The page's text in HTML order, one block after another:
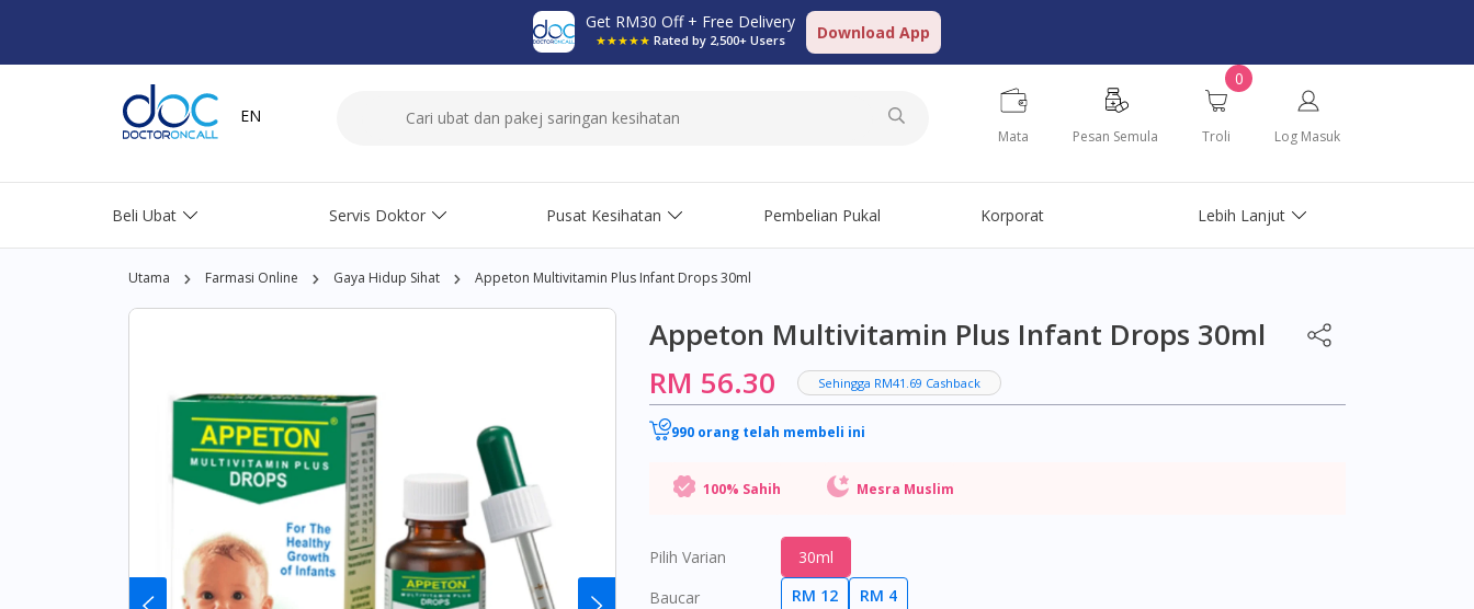
Get RM30 Off + Free Delivery
★★★★★ Rated by 2,500+ Users Download App
EN
Mata Pesan Semula
0
Troli Log Masuk
Beli Ubat Servis Doktor Pusat Kesihatan Pembelian Pukal Korporat Lebih Lanjut
Utama Farmasi Online Gaya Hidup Sihat Appeton Multivitamin Plus Infant Drops 30ml
Appeton Multivitamin Plus Infant Drops 30ml
RM 56.30
Sehingga RM41.69 Cashback
990 orang telah membeli ini
100% Sahih Mesra Muslim
Pilih Varian
30ml
Baucar
RM 12
RM 4